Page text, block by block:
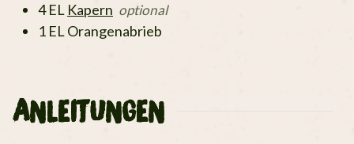
4 EL Kapern optional
1 EL Orangenabrieb
ANLEITUNGEN